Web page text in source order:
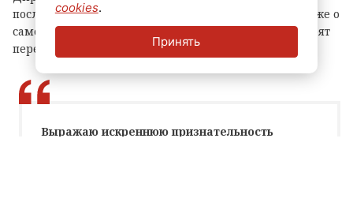
послужном списке и этапах карьеры Федорова, а также о
самой работе ведомства и отметил, какие задачи стоят
перед новым начальником.
Выражаю искреннюю признательность
cookies.
Принять